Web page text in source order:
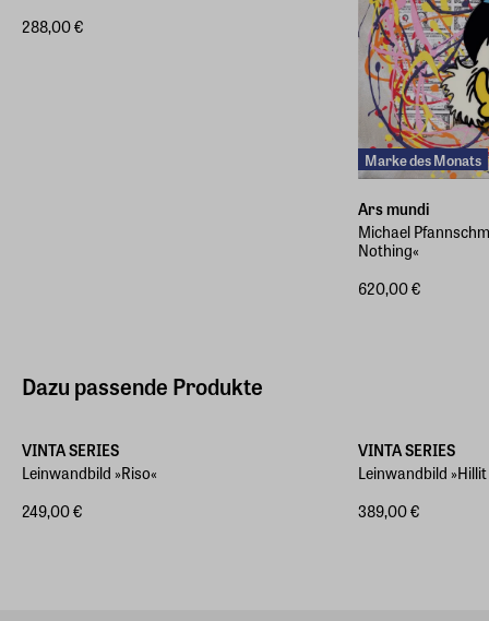
288,00 €
Marke des Monats
Ars mundi
Michael
Nothing«
620,00 €
Dazu passende Produkte
Verschiedene Größen
VINTA SERIES
Leinwandbild »Riso«
249,00 €
VINTA SERIES
Leinwandbild »Hillit
389,00 €